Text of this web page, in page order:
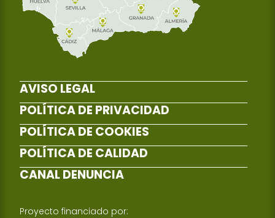
AVISO LEGAL
POLÍTICA DE PRIVACIDAD
POLÍTICA DE COOKIES
POLÍTICA DE CALIDAD
CANAL DENUNCIA
Proyecto financiado por: